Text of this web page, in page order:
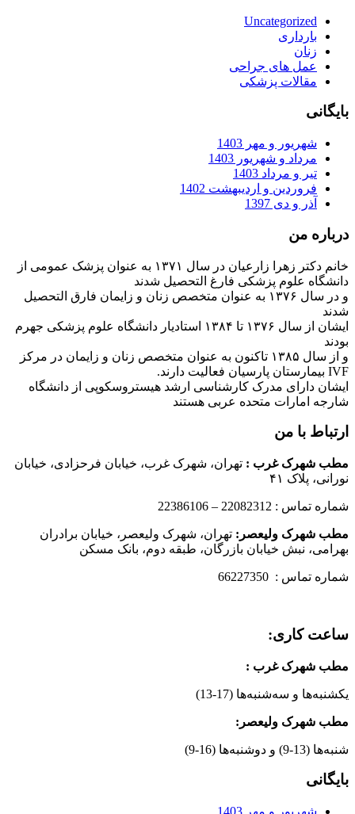
Uncategorized
بارداری
زنان
عمل های جراحی
مقالات پزشکی
بایگانی
شهریور و مهر 1403
مرداد و شهریور 1403
تیر و مرداد 1403
فروردین و اردیبهشت 1402
آذر و دی 1397
درباره من
خانم دکتر زهرا زارعیان در سال ۱۳۷۱ به عنوان پزشک عمومی از
دانشگاه علوم پزشکی فارغ التحصیل شدند
و در سال ۱۳۷۶ به عنوان متخصص زنان و زایمان فارق التحصیل
شدند
ایشان از سال ۱۳۷۶ تا ۱۳۸۴ استادیار دانشگاه علوم پزشکی جهرم
بودند
و از سال ۱۳۸۵ تاکنون به عنوان متخصص زنان و زایمان در مرکز
IVF بیمارستان پارسیان فعالیت دارند.
ایشان دارای مدرک کارشناسی ارشد هیستروسکوپی از دانشگاه
شارجه امارات متحده عربی هستند
ارتباط با من
مطب شهرک غرب : تهران، شهرک غرب، خیابان فرحزادی، خیابان
نورانی، پلاک ۴۱
شماره تماس : 22082312 – 22386106
مطب شهرک ولیعصر: تهران، شهرک ولیعصر، خیابان برادران
بهرامی، نبش خیابان بازرگان، طبقه دوم، بانک مسکن
شماره تماس : 66227350
ساعت کاری:
مطب شهرک غرب :
یکشنبه‌ها و سه‌شنبه‌ها (17-13)
مطب شهرک ولیعصر:
شنبه‌ها (13-9) و دوشنبه‌ها (16-9)
بایگانی
شهریور و مهر 1403